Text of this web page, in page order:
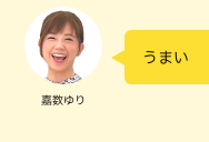
嘉数ゆり
うまい